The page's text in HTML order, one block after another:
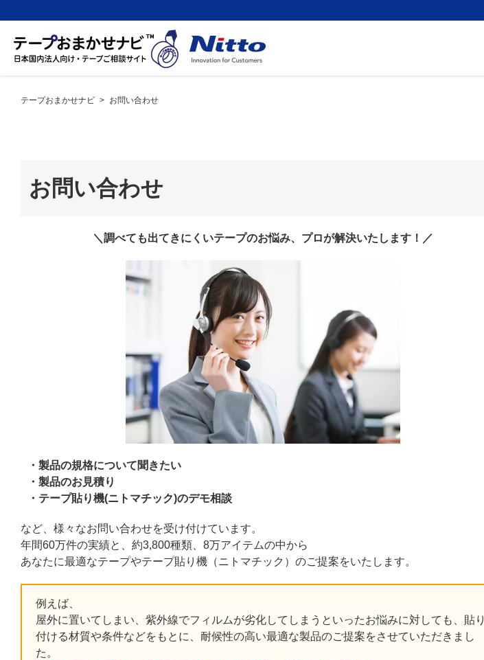
テープおまかせナビ > お問い合わせ
お問い合わせ
＼調べても出てきにくいテープのお悩み、プロが解決いたします！／
製品の規格について聞きたい
製品のお見積り
テープ貼り機(ニトマチック)のデモ相談
など、様々なお問い合わせを受け付けています。
年間60万件の実績と、約3,800種類、8万アイテムの中から
あなたに最適なテープやテープ貼り機（ニトマチック）のご提案をいたします。
例えば、
屋外に置いてしまい、紫外線でフィルムが劣化してしまうといったお悩みに対しても、貼り
付ける材質や条件などをもとに、耐候性の高い最適な製品のご提案をさせていただきまし
た。